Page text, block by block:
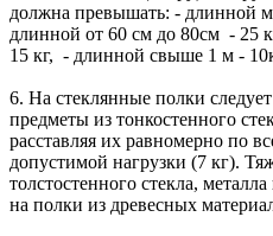
должна превышать: - длинной
длинной от 60 см до 80см - 25
15 кг, - длинной свыше 1 м -
6. На стеклянные полки
предметы из тонкостенного
расставляя их равномерно по
допустимой нагрузки (7 кг).
толстостенного стекла,
на полки из древесных